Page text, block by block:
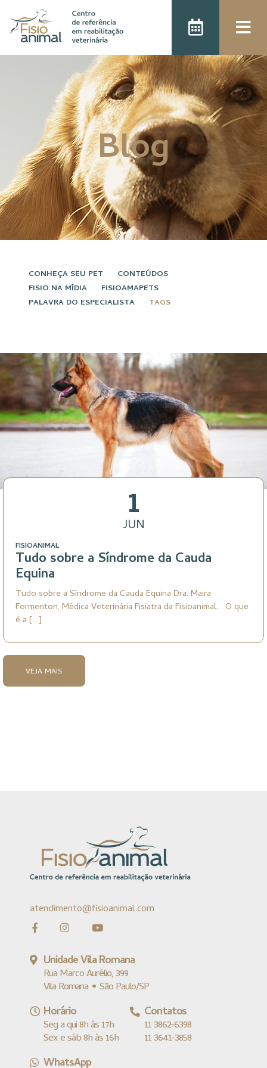
Blog
CONHEÇA SEU PET
CONTEÚDOS
FISIO NA MÍDIA
FISIOAMAPETS
PALAVRA DO ESPECIALISTA
TAGS
1
JUN
FISIOANIMAL
Tudo sobre a Síndrome da Cauda
Equina
Tudo sobre a Síndrome da Cauda Equina Dra. Maira
Formenton, Médica Veterinária Fisiatra da Fisioanimal. O que
é a […]
VEJA MAIS
atendimento@fisioanimal.com
Unidade Vila Romana
Rua Marco Aurélio, 399
Vila Romana • São Paulo/SP
Horário
Seg a qui 8h às 17h
Sex e sáb 8h às 16h
Contatos
11 3862-6398
11 3641-3858
WhatsApp